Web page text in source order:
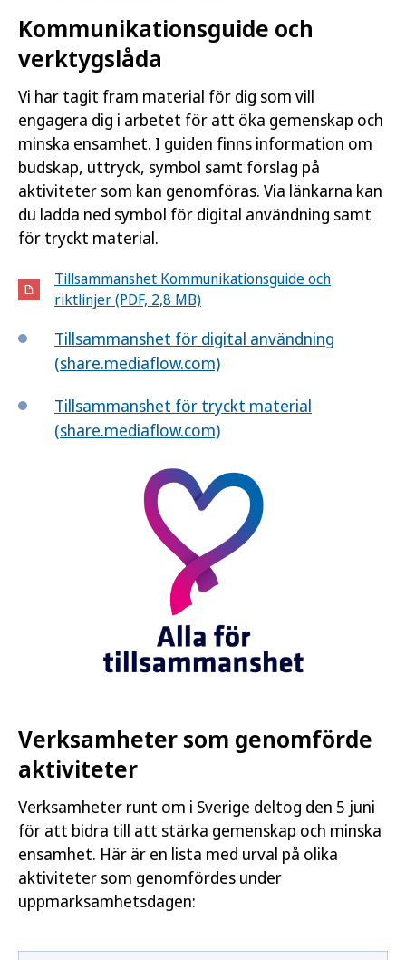
Kommunikationsguide och
verktygslåda
Vi har tagit fram material för dig som vill
engagera dig i arbetet för att öka gemenskap och
minska ensamhet. I guiden finns information om
budskap, uttryck, symbol samt förslag på
aktiviteter som kan genomföras. Via länkarna kan
du ladda ned symbol för digital användning samt
för tryckt material.
Tillsammanshet Kommunikationsguide och
riktlinjer (PDF, 2,8 MB)
Tillsammanshet för digital användning
(share.mediaflow.com)
Tillsammanshet för tryckt material
(share.mediaflow.com)
Verksamheter som genomförde
aktiviteter
Verksamheter runt om i Sverige deltog den 5 juni
för att bidra till att stärka gemenskap och minska
ensamhet. Här är en lista med urval på olika
aktiviteter som genomfördes under
uppmärksamhetsdagen: